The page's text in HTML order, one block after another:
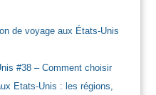
de voyage aux États-Unis
#38 – Comment choisir
Etats-Unis : les régions,